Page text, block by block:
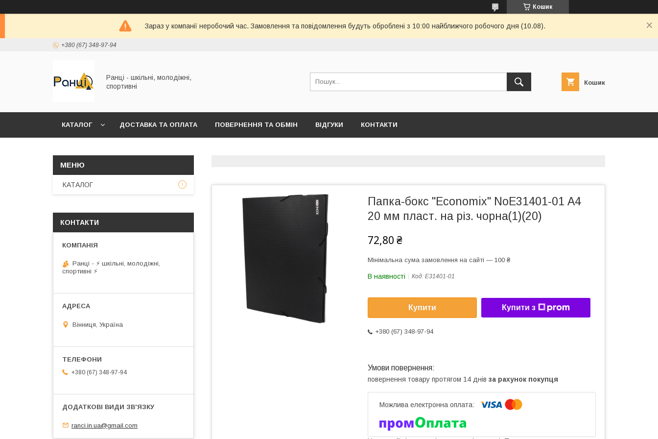
Кошик
Зараз у компанії неробочий час. Замовлення та повідомлення будуть оброблені з 10:00 найближчого робочого дня (10.08).
+380 (67) 348-97-94
Ранці - шкільні, молодіжні,
спортивні
Кошик
КАТАЛОГ ДОСТАВКА ТА ОПЛАТА ПОВЕРНЕННЯ ТА ОБМІН ВІДГУКИ КОНТАКТИ
Папка-бокс "Economix" NoE31401-01 А4
20 мм пласт. на різ. чорна(1)(20)
72,80 ₴
Мінімальна сума замовлення на сайті — 100 ₴
В наявності Код: E31401-01
Купити Купити з
+380 (67) 348-97-94
повернення товару протягом 14 днів за рахунок покупця
КАТАЛОГ
КОНТАКТИ
Ранці - ⚡ шкільні, молодіжні,
спортивні ⚡
Вінниця, Україна
+380 (67) 348-97-94
ranci.in.ua@gmail.com